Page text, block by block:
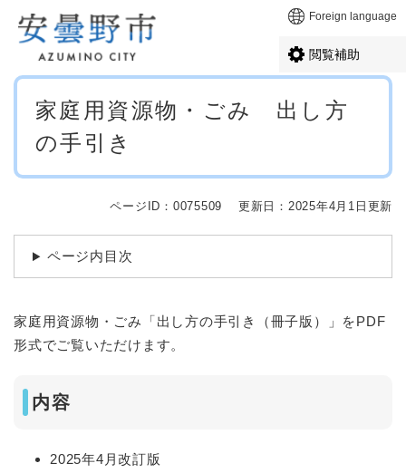
メニューを飛ばして本文へ Foreign language
閲覧補助
本
家庭用資源物・ごみ 出し方
の手引き
ページID：0075509 更新日：2025年4月1日更新
ページ内目次
家庭用資源物・ごみ「出し方の手引き（冊子版）」をPDF
形式でご覧いただけます。
内容
2025年4月改訂版